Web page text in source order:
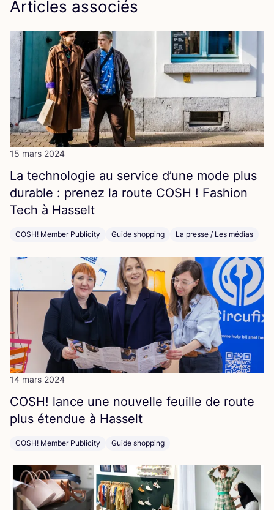
Articles associés
15 mars 2024
La tech­no­lo­gie au ser­vice d’une mode plus
durable : pre­nez la route COSH ! Fashion
Tech à Hasselt
COSH! Member Publicity Guide shopping La presse / Les médias
14 mars 2024
COSH! lance une nou­velle feuille de route
plus éten­due à Hasselt
COSH! Member Publicity Guide shopping